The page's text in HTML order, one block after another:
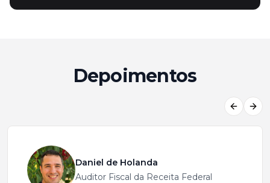
Depoimentos
Daniel de Holanda
Auditor Fiscal da Receita Federal